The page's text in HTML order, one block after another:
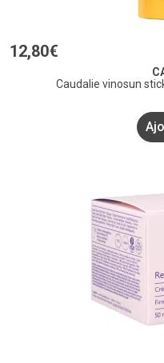
12,80€
Caudalie vinosun